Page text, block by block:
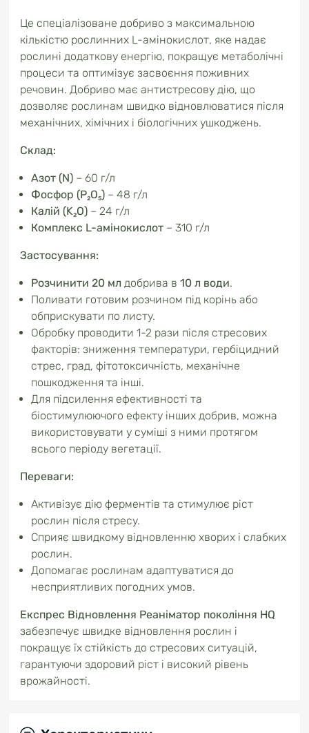
Це спеціалізоване добриво з максимальною
кількістю рослинних L-амінокислот, яке надає
рослині додаткову енергію, покращує метаболічні
процеси та оптимізує засвоєння поживних
речовин. Добриво має антистресову дію, що
дозволяє рослинам швидко відновлюватися після
механічних, хімічних і біологічних ушкоджень.
Склад:
Азот (N) – 60 г/л
Фосфор (P₂O₅) – 48 г/л
Калій (K₂O) – 24 г/л
Комплекс L-амінокислот – 310 г/л
Застосування:
Розчинити 20 мл добрива в 10 л води.
Поливати готовим розчином під корінь або
обприскувати по листу.
Обробку проводити 1-2 рази після стресових
факторів: зниження температури, гербіцидний
стрес, град, фітотоксичність, механічне
пошкодження та інші.
Для підсилення ефективності та
біостимулюючого ефекту інших добрив, можна
використовувати у суміші з ними протягом
всього періоду вегетації.
Переваги:
Активізує дію ферментів та стимулює ріст
рослин після стресу.
Сприяє швидкому відновленню хворих і слабких
рослин.
Допомагає рослинам адаптуватися до
несприятливих погодних умов.
Експрес Відновлення Реаніматор покоління HQ
забезпечує швидке відновлення рослин і
покращує їх стійкість до стресових ситуацій,
гарантуючи здоровий ріст і високий рівень
врожайності.